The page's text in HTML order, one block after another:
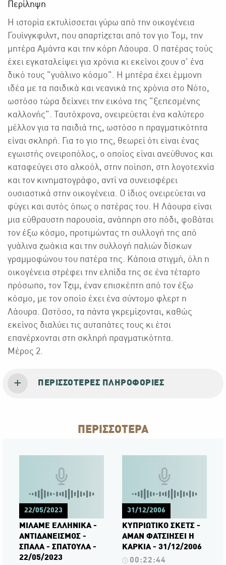
Περίληψη
Η ιστορία εκτυλίσσεται γύρω από την οικογένεια
Γουίνγκφιλντ, που απαρτίζεται από τον γιο Τομ, την
μητέρα Αμάντα και την κόρη Λάουρα. Ο πατέρας τούς
έχει εγκαταλείψει για χρόνια κι εκείνοι ζουν σ' ένα
δικό τους "γυάλινο κόσμο". Η μητέρα έχει έμμονη
ιδέα με τα παιδικά και νεανικά της χρόνια στο Νότο,
ωστόσο τώρα δείχνει την εικόνα της "ξεπεσμένης
καλλονής". Ταυτόχρονα, ονειρεύεται ένα καλύτερο
μέλλον για τα παιδιά της, ωστόσο η πραγματικότητα
είναι σκληρή. Για το γιο της, θεωρεί ότι είναι ένας
εγωιστής ονειροπόλος, ο οποίος είναι ανεύθυνος και
καταφεύγει στο αλκοόλ, στην ποίηση, στη λογοτεχνία
και τον κινηματογράφο, αντί να συνεισφέρει
ουσιαστικά στην οικογένεια. Ο ίδιος ονειρεύεται να
φύγει και αυτός όπως ο πατέρας του. Η Λάουρα είναι
μια εύθραυστη παρουσία, ανάπηρη στο πόδι, φοβάται
τον έξω κόσμο, προτιμώντας τη συλλογή της από
γυάλινα ζωάκια και την συλλογή παλιών δίσκων
γραμμοφώνου του πατέρα της. Κάποια στιγμή, όλη η
οικογένεια στρέφει την ελπίδα της σε ένα τέταρτο
πρόσωπο, τον Τζιμ, έναν επισκέπτη από τον έξω
κόσμο, με τον οποίο έχει ένα σύντομο φλερτ η
Λάουρα. Ωστόσο, τα πάντα γκρεμίζονται, καθώς
εκείνος διαλύει τις αυταπάτες τους κι έτσι
επανέρχονται στη σκληρή πραγματικότητα.
Μέρος 2.
ΠΕΡΙΣΣΌΤΕΡΕΣ ΠΛΗΡΟΦΟΡΊΕΣ
ΠΕΡΙΣΣΟΤΕΡΑ
22/05/2023
ΜΙΛΑΜΕ ΕΛΛΗΝΙΚΑ -
ΑΝΤΙΔΑΝΕΙΣΜΟΣ -
ΣΠΑΛΑ - ΣΠΑΤΟΥΛΑ -
22/05/2023
31/12/2006
ΚΥΠΡΙΩΤΙΚΟ ΣΚΕΤΣ -
ΑΜΑΝ ΦΑΤΣΙΗΣΕΙ Η
ΚΑΡΚΙΑ - 31/12/2006
00:22:44